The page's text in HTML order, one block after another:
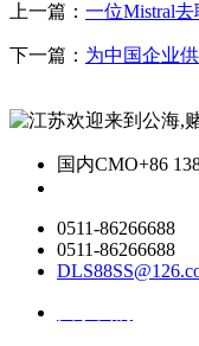
上一篇： 一位Mistral
下一篇： 为中国企业
国内CMO+86
0511-86266688
0511-86266688